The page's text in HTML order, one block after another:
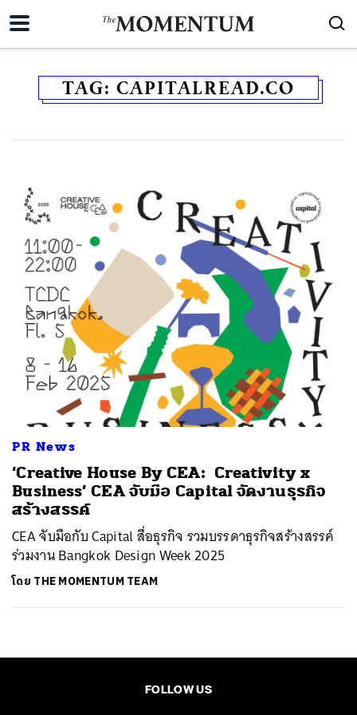
TAG: CAPITALREAD.CO
PR News
‘Creative House By CEA: Creativity x
Business’ CEA จับมือ Capital จัดงานธุรกิจ
สร้างสรรค์
CEA จับมือกับ Capital สื่อธุรกิจ รวมบรรดาธุรกิจสร้างสรรค์
ร่วมงาน Bangkok Design Week 2025
โดย THE MOMENTUM TEAM
FOLLOW US
ค้นหา
SHARE TWEET LINE EMAIL